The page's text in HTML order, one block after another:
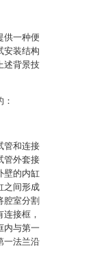
供一种便
安装结构
述背景技
管和连接
管外套接
壁的内缸
之间形成
腔室分割
接框，
内与第一
一法兰沿